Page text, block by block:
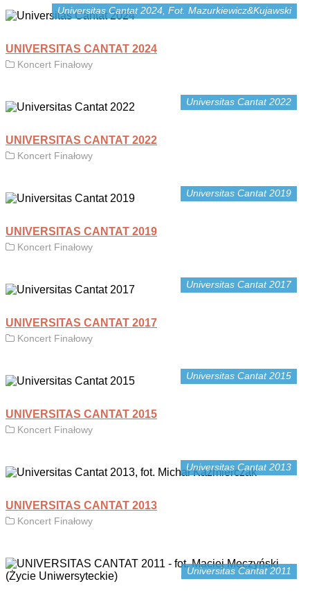
Universitas Cantat 2024, Fot. Mazurkiewicz&Kujawski
UNIVERSITAS CANTAT 2024
Koncert Finałowy
Universitas Cantat 2022
UNIVERSITAS CANTAT 2022
Koncert Finałowy
Universitas Cantat 2019
UNIVERSITAS CANTAT 2019
Koncert Finałowy
Universitas Cantat 2017
UNIVERSITAS CANTAT 2017
Koncert Finałowy
Universitas Cantat 2015
UNIVERSITAS CANTAT 2015
Koncert Finałowy
Universitas Cantat 2013
UNIVERSITAS CANTAT 2013
Koncert Finałowy
Universitas Cantat 2011